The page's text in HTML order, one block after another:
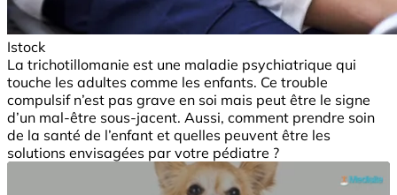
Istock
La trichotillomanie est une maladie psychiatrique qui
touche les adultes comme les enfants. Ce trouble
compulsif n’est pas grave en soi mais peut être le signe
d’un mal-être sous-jacent. Aussi, comment prendre soin
de la santé de l’enfant et quelles peuvent être les
solutions envisagées par votre pédiatre ?